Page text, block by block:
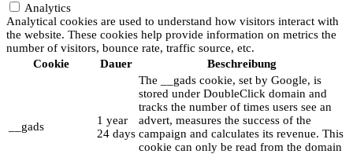
Analytics
Analytical cookies are used to understand how visitors interact with
the website. These cookies help provide information on metrics the
number of visitors, bounce rate, traffic source, etc.
Cookie
Dauer Beschreibung
__gads
1 year
24 days
The __gads cookie, set by Google, is
stored under DoubleClick domain and
tracks the number of times users see an
advert, measures the success of the
campaign and calculates its revenue. This
cookie can only be read from the domain